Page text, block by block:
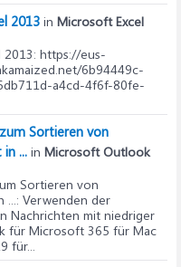
2013 in Microsoft Excel
2013: https://eus-
6b94449c-
a4cd-4f6f-80fe-
Sortieren von
... in Microsoft Outlook
Sortieren von
...: Verwenden der
Nachrichten mit niedriger
für Microsoft 365 für Mac
für...